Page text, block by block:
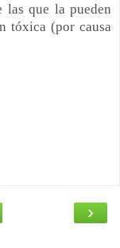
las que la pueden
tóxica (por causa
›